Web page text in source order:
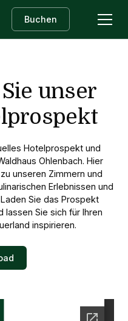
Buchen
unser
Hotelprospekt und
Ohlenbach. Hier
unseren Zimmern und
Erlebnissen und
Sie das Prospekt
lassen Sie sich für Ihren
inspirieren.